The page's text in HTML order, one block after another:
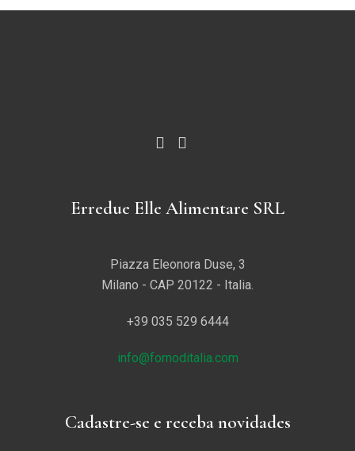
Erredue Elle Alimentare SRL
Piazza Eleonora Duse, 3
Milano - CAP 20122 - Italia.
+39 035 529 6444
info@fornoditalia.com
Cadastre-se e receba novidades